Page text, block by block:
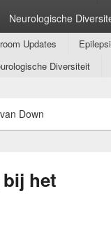
Neurologische
Updates
Diversiteit
Down
het